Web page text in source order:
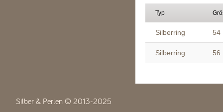
Typ
Silberring 54
Silberring 56
Silber & Perlen © 2013-2025